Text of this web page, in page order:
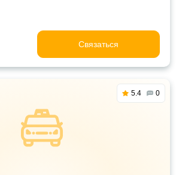
Связаться
5.4 0